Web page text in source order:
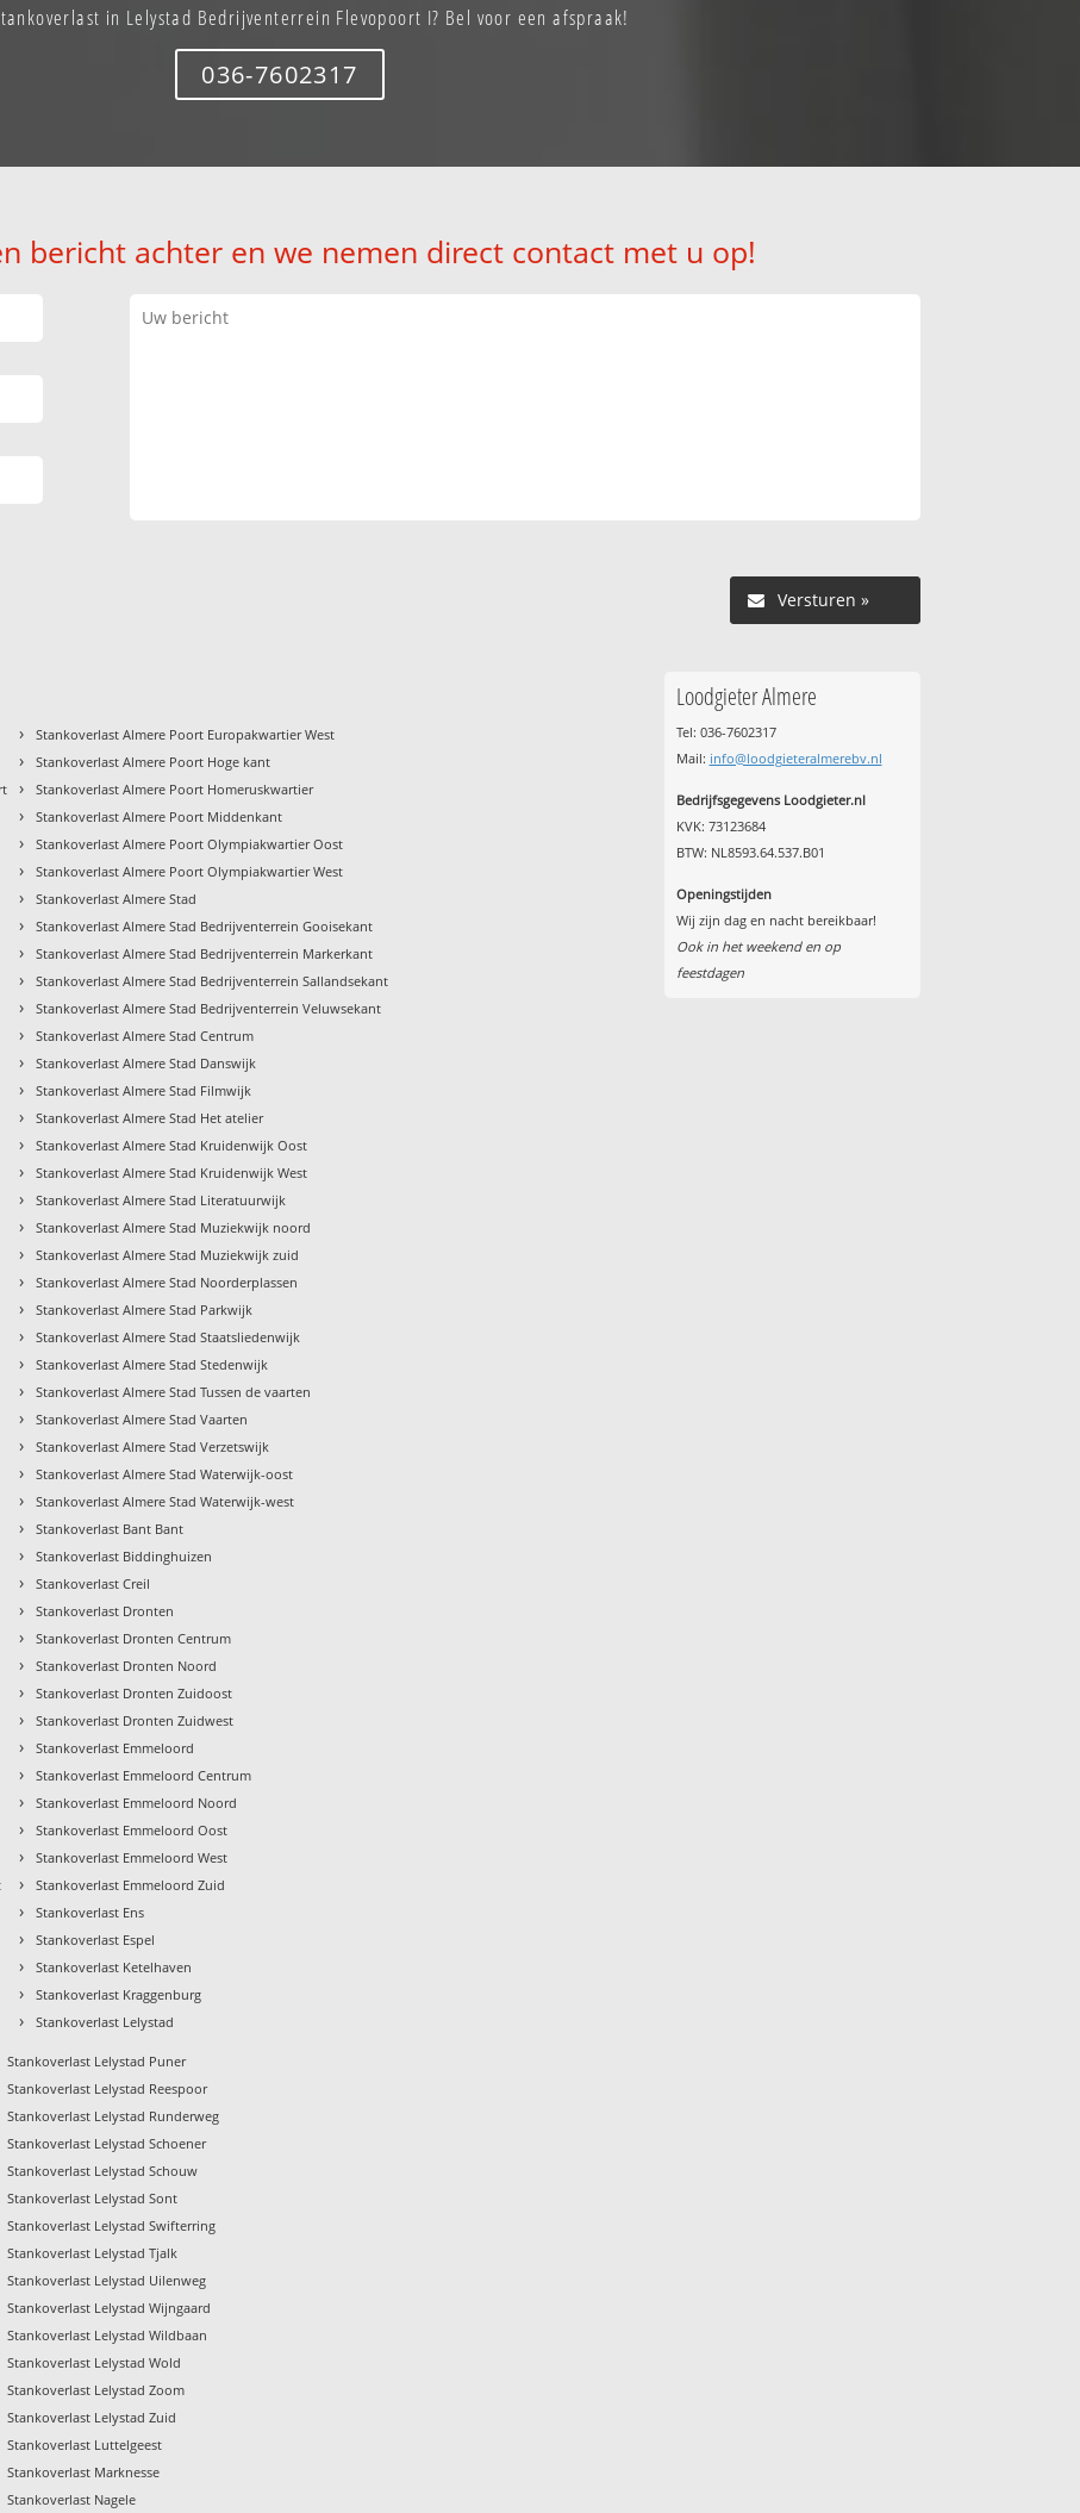
in Lelystad Bedrijventerrein Flevopoort I? Bel voor een afspraak!
036-7602317
bericht achter en we nemen direct contact met u op!
Versturen »
› Stankoverlast Almere Poort Europakwartier West
› Stankoverlast Almere Poort Hoge kant
› Stankoverlast Almere Poort Homeruskwartier
› Stankoverlast Almere Poort Middenkant
› Stankoverlast Almere Poort Olympiakwartier Oost
› Stankoverlast Almere Poort Olympiakwartier West
› Stankoverlast Almere Stad
› Stankoverlast Almere Stad Bedrijventerrein Gooisekant
› Stankoverlast Almere Stad Bedrijventerrein Markerkant
› Stankoverlast Almere Stad Bedrijventerrein Sallandsekant
› Stankoverlast Almere Stad Bedrijventerrein Veluwsekant
› Stankoverlast Almere Stad Centrum
› Stankoverlast Almere Stad Danswijk
› Stankoverlast Almere Stad Filmwijk
› Stankoverlast Almere Stad Het atelier
› Stankoverlast Almere Stad Kruidenwijk Oost
› Stankoverlast Almere Stad Kruidenwijk West
› Stankoverlast Almere Stad Literatuurwijk
› Stankoverlast Almere Stad Muziekwijk noord
› Stankoverlast Almere Stad Muziekwijk zuid
› Stankoverlast Almere Stad Noorderplassen
› Stankoverlast Almere Stad Parkwijk
› Stankoverlast Almere Stad Staatsliedenwijk
› Stankoverlast Almere Stad Stedenwijk
› Stankoverlast Almere Stad Tussen de vaarten
› Stankoverlast Almere Stad Vaarten
› Stankoverlast Almere Stad Verzetswijk
› Stankoverlast Almere Stad Waterwijk-oost
› Stankoverlast Almere Stad Waterwijk-west
› Stankoverlast Bant Bant
› Stankoverlast Biddinghuizen
› Stankoverlast Creil
› Stankoverlast Dronten
› Stankoverlast Dronten Centrum
› Stankoverlast Dronten Noord
› Stankoverlast Dronten Zuidoost
› Stankoverlast Dronten Zuidwest
› Stankoverlast Emmeloord
› Stankoverlast Emmeloord Centrum
› Stankoverlast Emmeloord Noord
› Stankoverlast Emmeloord Oost
› Stankoverlast Emmeloord West
› Stankoverlast Emmeloord Zuid
› Stankoverlast Ens
› Stankoverlast Espel
› Stankoverlast Ketelhaven
› Stankoverlast Kraggenburg
› Stankoverlast Lelystad
Stankoverlast Lelystad Puner
Stankoverlast Lelystad Reespoor
Stankoverlast Lelystad Runderweg
Stankoverlast Lelystad Schoener
Stankoverlast Lelystad Schouw
Stankoverlast Lelystad Sont
Stankoverlast Lelystad Swifterring
Stankoverlast Lelystad Tjalk
Stankoverlast Lelystad Uilenweg
Stankoverlast Lelystad Wijngaard
Stankoverlast Lelystad Wildbaan
Stankoverlast Lelystad Wold
Stankoverlast Lelystad Zoom
Stankoverlast Lelystad Zuid
Stankoverlast Luttelgeest
Stankoverlast Marknesse
Stankoverlast Nagele
Loodgieter Almere
Tel: 036-7602317
Mail: info@loodgieteralmerebv.nl
Bedrijfsgegevens Loodgieter.nl
KVK: 73123684
BTW: NL8593.64.537.B01
Openingstijden
Wij zijn dag en nacht bereikbaar!
Ook in het weekend en op
feestdagen